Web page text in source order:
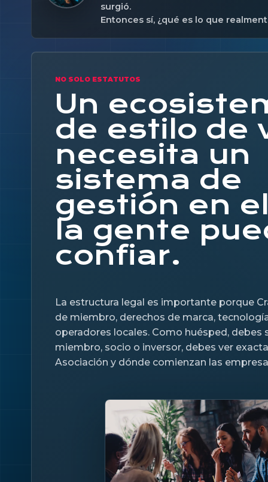
surgió.
Entonces sí, ¿qué es lo que
NO SOLO ESTATUTOS
Un
de estilo de
necesita un
sistema de
gestión en
la gente
confiar.
La estructura legal es importante porque
de miembro, derechos de marca,
operadores locales. Como huésped, debes
miembro, socio o inversor, debes ver
Asociación y dónde comienzan las